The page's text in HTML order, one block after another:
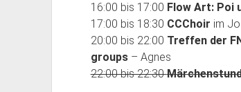
16:00 bis 17:00 Flow Art: Poi
17:00 bis 18:30 CCChoir im
20:00 bis 22:00 Treffen der
groups– Agnes
22:00 bis 22:30